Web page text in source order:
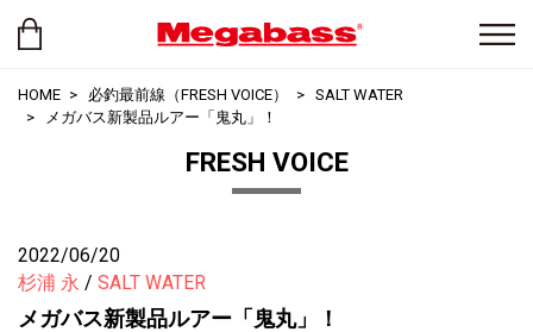
HOME 必釣最前線（FRESH VOICE）
SALT WATER
メガバス新製品ルアー「鬼丸」！
FRESH VOICE
2022/06/20
杉浦 永
SALT WATER
メガバス新製品ルアー「鬼丸」！